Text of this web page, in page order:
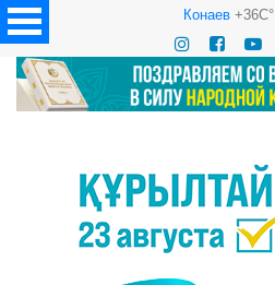
Конаев+36C°